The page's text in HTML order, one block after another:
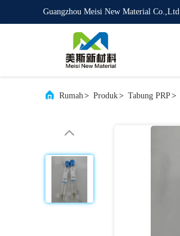
Guangzhou Meisi New Material Co.,Ltd
Rumah> Produk> Tabung PRP>